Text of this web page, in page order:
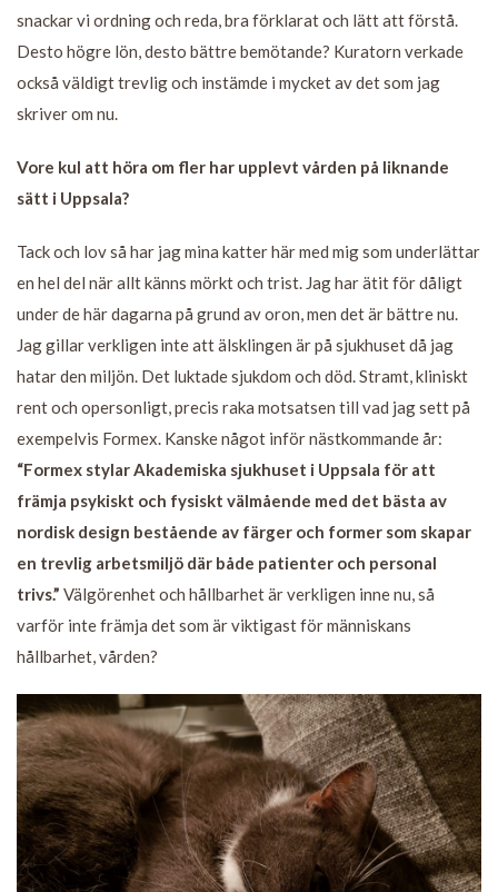
snackar vi ordning och reda, bra förklarat och lätt att förstå.
Desto högre lön, desto bättre bemötande? Kuratorn verkade
också väldigt trevlig och instämde i mycket av det som jag
skriver om nu.
Vore kul att höra om fler har upplevt vården på liknande
sätt i Uppsala?
Tack och lov så har jag mina katter här med mig som underlättar
en hel del när allt känns mörkt och trist. Jag har ätit för dåligt
under de här dagarna på grund av oron, men det är bättre nu.
Jag gillar verkligen inte att älsklingen är på sjukhuset då jag
hatar den miljön. Det luktade sjukdom och död. Stramt, kliniskt
rent och opersonligt, precis raka motsatsen till vad jag sett på
exempelvis Formex. Kanske något inför nästkommande år:
“Formex stylar Akademiska sjukhuset i Uppsala för att
främja psykiskt och fysiskt välmående med det bästa av
nordisk design bestående av färger och former som skapar
en trevlig arbetsmiljö där både patienter och personal
trivs.” Välgörenhet och hållbarhet är verkligen inne nu, så
varför inte främja det som är viktigast för människans
hållbarhet, vården?